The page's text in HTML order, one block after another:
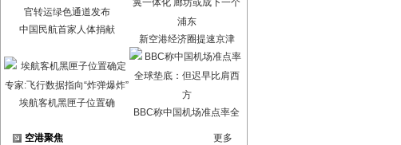
中国民航首家人体捐献
新空港经济圈提速京津
埃航客机黑匣子位置确
BBC称中国机场准点率全
空港聚焦 更多